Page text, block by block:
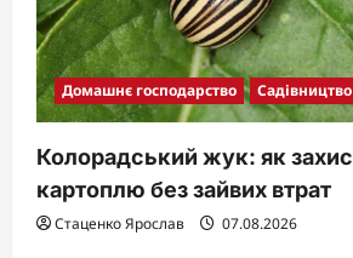
Домашнє господарство
Колорадський жук: як
картоплю без зайвих втрат
Стаценко Ярослав 07.08.2026